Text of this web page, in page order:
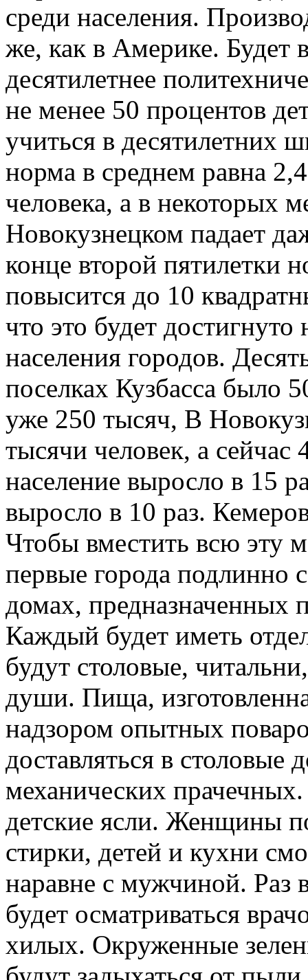
среди населения.
же, как в Америке. Будет
десятилетнее
не менее 50 процентов
учиться в десятилетних
норма в среднем равна
человека, а в некоторых
Новокузнецком падает
конце второй пятилетки
повысится до 10
что это будет
населения городов.
поселках Кузбасса было
уже 250 тысяч, В
тысячи человек, а сейчас
население выросло в 15
выросло в 10 раз.
Чтобы вместить всю эту
первые города подлинно
домах, предназначенных
Каждый будет иметь
будут столовые,
души. Пища,
надзором опытных
доставляться в столовые
механических
детские ясли. Женщины
стирки, детей и кухни
наравне с мужчиной. Раз
будет осматриваться
хилых. Окруженные